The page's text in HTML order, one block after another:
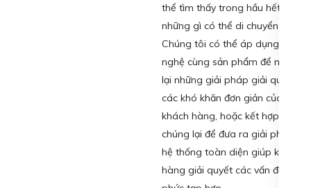
thể tìm thấy trong hầu hết
những gì có thể di chuyển được
Chúng tôi có thể áp dụng công
nghệ cùng sản phẩm để mang
lại những giải pháp giải quyết
các khó khăn đơn giản của
khách hàng, hoặc kết hợp
chúng lại để đưa ra giải pháp
hệ thống toàn diện giúp khách
hàng giải quyết các vấn đề